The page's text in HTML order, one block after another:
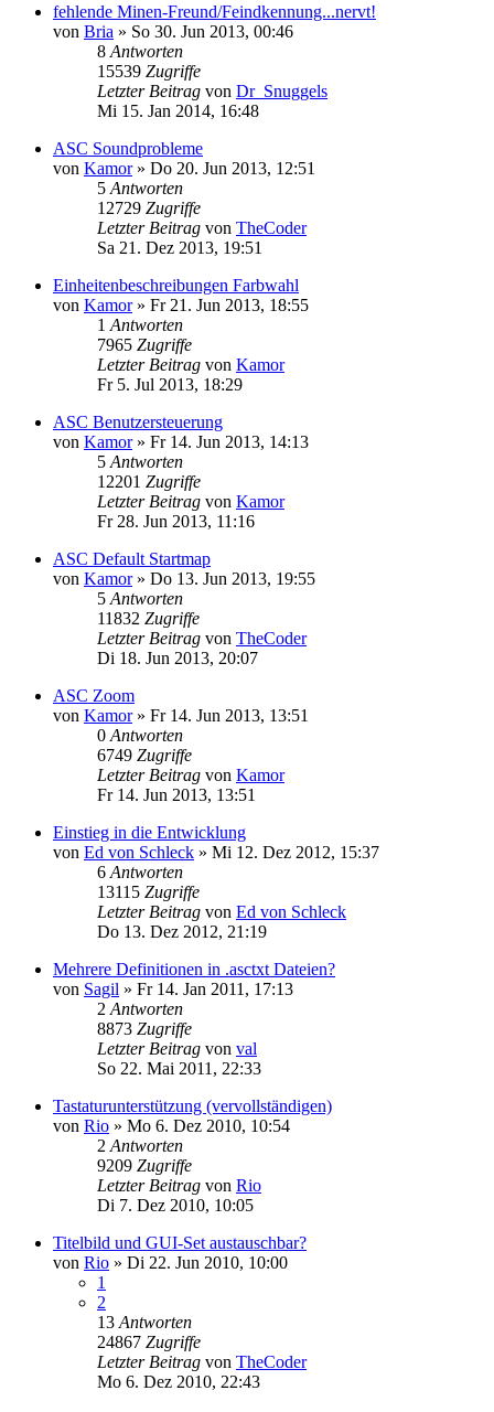
fehlende Minen-Freund/Feindkennung...nervt!
von Bria » So 30. Jun 2013, 00:46
8 Antworten
15539 Zugriffe
Letzter Beitrag von Dr_Snuggels
Mi 15. Jan 2014, 16:48
ASC Soundprobleme
von Kamor» Do 20. Jun 2013, 12:51
5 Antworten
12729 Zugriffe
Letzter Beitrag von TheCoder
Sa 21. Dez 2013, 19:51
Einheitenbeschreibungen Farbwahl
von Kamor» Fr 21. Jun 2013, 18:55
1 Antworten
7965 Zugriffe
Letzter Beitrag von Kamor
Fr 5. Jul 2013, 18:29
ASC Benutzersteuerung
von Kamor» Fr 14. Jun 2013, 14:13
5 Antworten
12201 Zugriffe
Letzter Beitrag von Kamor
Fr 28. Jun 2013, 11:16
ASC Default Startmap
von Kamor» Do 13. Jun 2013, 19:55
5 Antworten
11832 Zugriffe
Letzter Beitrag von TheCoder
Di 18. Jun 2013, 20:07
ASC Zoom
von Kamor» Fr 14. Jun 2013, 13:51
0 Antworten
6749 Zugriffe
Letzter Beitrag von Kamor
Fr 14. Jun 2013, 13:51
Einstieg in die Entwicklung
von Ed von Schleck » Mi 12. Dez 2012, 15:37
6 Antworten
13115 Zugriffe
Letzter Beitrag von Ed von Schleck
Do 13. Dez 2012, 21:19
Mehrere Definitionen in .asctxt Dateien?
von Sagil » Fr 14. Jan 2011, 17:13
2 Antworten
8873 Zugriffe
Letzter Beitrag von val
So 22. Mai 2011, 22:33
Tastaturunterstützung (vervollständigen)
von Rio » Mo 6. Dez 2010, 10:54
2 Antworten
9209 Zugriffe
Letzter Beitrag von Rio
Di 7. Dez 2010, 10:05
Titelbild und GUI-Set austauschbar?
von Rio » Di 22. Jun 2010, 10:00
1
2
13 Antworten
24867 Zugriffe
Letzter Beitrag von TheCoder
Mo 6. Dez 2010, 22:43